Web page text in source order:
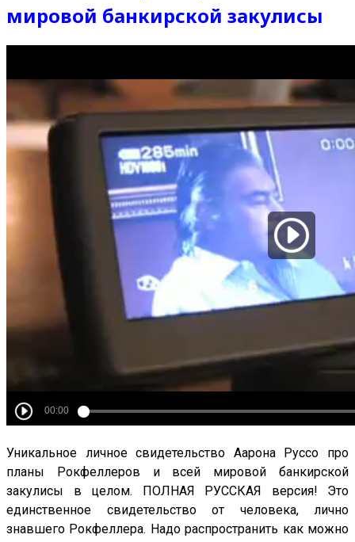
мировой банкирской закулисы
Уникальное личное свидетельство Аарона Руссо про
планы Рокфеллеров и всей мировой банкирской
закулисы в целом. ПОЛНАЯ РУССКАЯ версия! Это
единственное свидетельство от человека, лично
знавшего Рокфеллера. Надо распространить как можно